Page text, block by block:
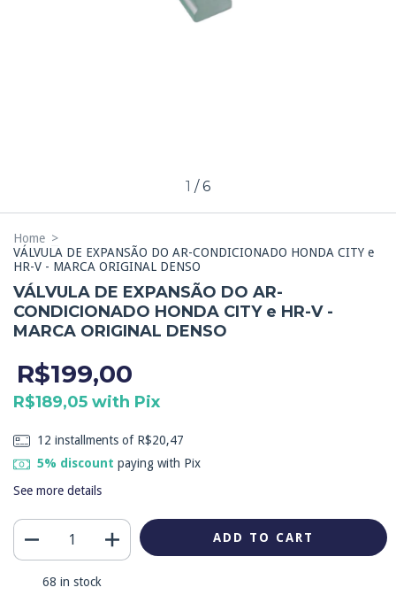
1 /6
Home >
VÁLVULA DE EXPANSÃO DO AR-CONDICIONADO HONDA CITY e
HR-V - MARCA ORIGINAL DENSO
VÁLVULA DE EXPANSÃO DO AR-
CONDICIONADO HONDA CITY e HR-V -
MARCA ORIGINAL DENSO
R$199,00
R$189,05 with Pix
12 installments of R$20,47
5% discount paying with Pix
See more details
68 in stock